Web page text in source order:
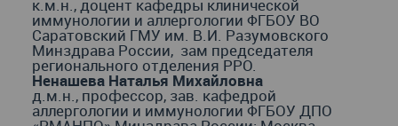
к.м.н., доцент кафедры клинической
иммунологии и аллергологии ФГБОУ ВО
Саратовский ГМУ им. В.И. Разумовского
Минздрава России, зам председателя
регионального отделения РРО.
Ненашева Наталья Михайловна
д.м.н., профессор, зав. кафедрой
аллергологии и иммунологии ФГБОУ ДПО